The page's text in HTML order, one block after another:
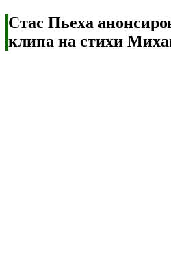
Стас Пьеха
клипа на стихи